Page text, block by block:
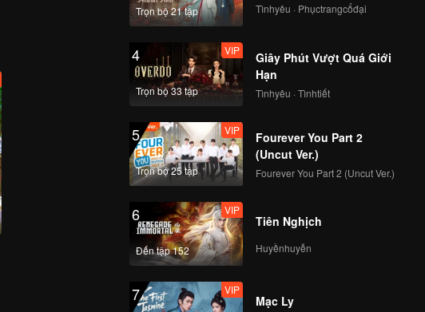
Trọn bộ 21 tập Tìnhyêu · Phụctrangcổđại
4
Trọn bộ 33 tập
VIP
Giây Phút Vượt Quá Giới
Hạn
Tìnhyêu · Tìnhtiết
5
Trọn bộ 25 tập
VIP
Fourever You Part 2
(Uncut Ver.)
Fourever You Part 2 (Uncut Ver.)
6
Đến tập 152
VIP
Tiên Nghịch
Huyềnhuyễn
7 VIP
Mạc Ly